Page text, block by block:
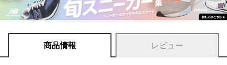
商品情報 レビュー